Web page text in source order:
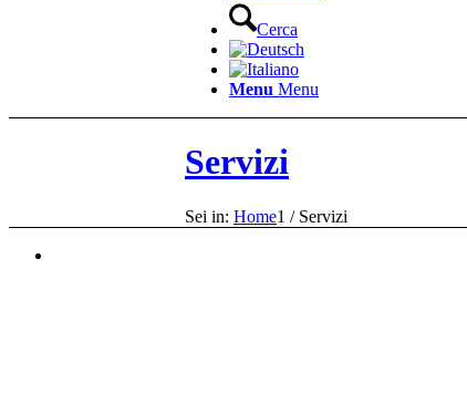
Cerca
Menu Menu
Servizi
Sei in: Home1 / Servizi